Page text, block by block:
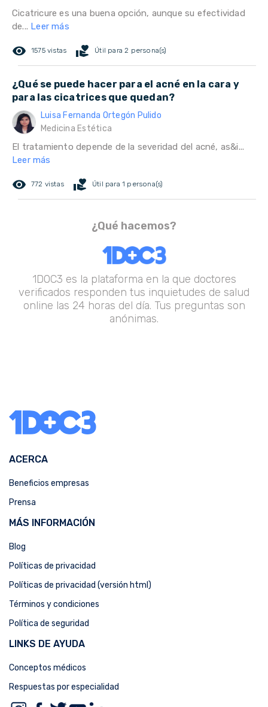
Cicatricure es una buena opción, aunque su efectividad
de... Leer más
remove_red_eye 1575 vistas volunteer_activism Útil para 2 persona(s)
¿Qué se puede hacer para el acné en la cara y
para las cicatrices que quedan?
Luisa Fernanda Ortegón Pulido
Medicina Estética
El tratamiento depende de la severidad del acné, as&i...
Leer más
remove_red_eye 772 vistas volunteer_activism Útil para 1 persona(s)
¿Qué hacemos?
1DOC3 es la plataforma en la que doctores
verificados responden tus inquietudes de salud
online las 24 horas del día. Tus preguntas son
anónimas.
ACERCA
Beneficios empresas
Prensa
MÁS INFORMACIÓN
Blog
Políticas de privacidad
Políticas de privacidad (versión html)
Términos y condiciones
Política de seguridad
LINKS DE AYUDA
Conceptos médicos
Respuestas por especialidad